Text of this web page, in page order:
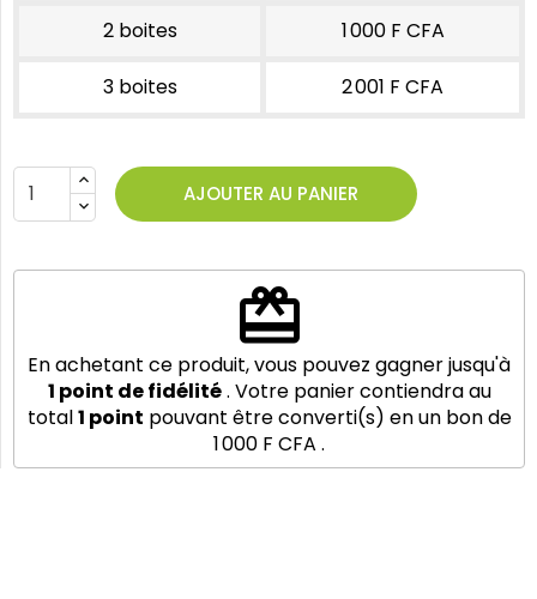
2 boites 1 000 F CFA
3 boites 2 001 F CFA
AJOUTER AU PANIER
redeem
En achetant ce produit, vous pouvez gagner jusqu'à
1 point de fidélité. Votre panier contiendra au
total1 point pouvant être converti(s) en un bon de
1 000 F CFA .